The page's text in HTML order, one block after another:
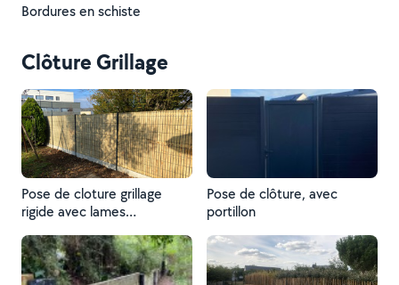
Bordures en schiste
Clôture Grillage
Pose de cloture grillage
rigide avec lames
soubassement
Pose de clôture, avec
portillon